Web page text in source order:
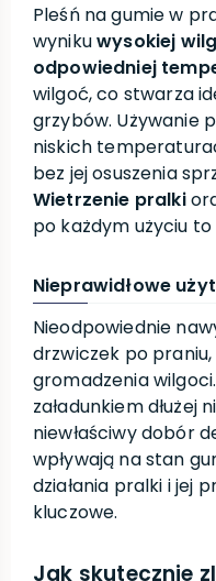
Pleśń na gumie w
wynikuwysokiej
odpowiedniej
wilgoć, co stwarza
grzybów. Używanie
niskich
bez jej osuszenia
Wietrzenie pralki
po każdym użyciu to
Nieprawidłowe
Nieodpowiednie
drzwiczek po
gromadzenia
załadunkiem dłużej
niewłaściwy dobór
wpływają na stan
działania pralki i jej
kluczowe.
Jak skutecznie